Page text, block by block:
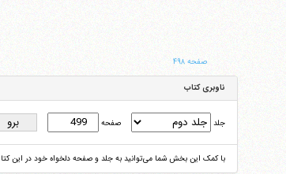
صفحه ۴۹۸
ناوبری کتاب
جلد صفحه
با کمک این بخش شما می‌توانید به جلد و صفحه دلخواه خود در این